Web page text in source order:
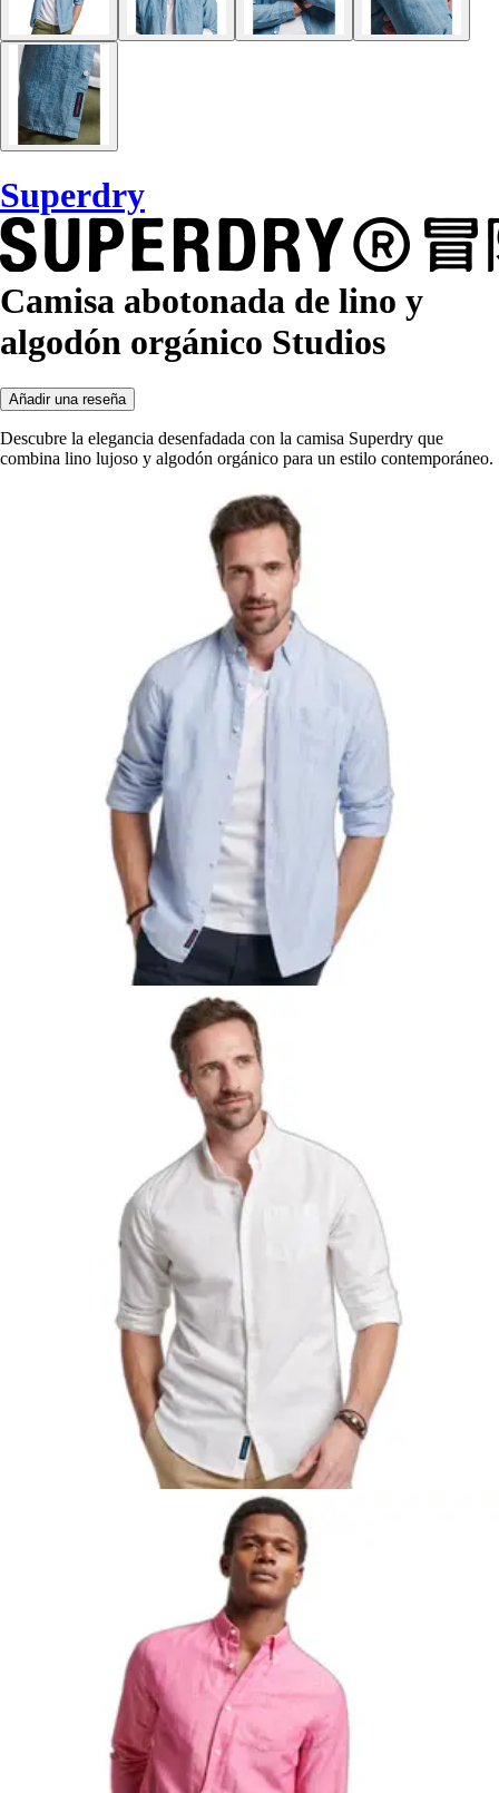
Superdry
Camisa abotonada de lino y
algodón orgánico Studios
Añadir una reseña
Descubre la elegancia desenfadada con la camisa Superdry que
combina lino lujoso y algodón orgánico para un estilo contemporáneo.